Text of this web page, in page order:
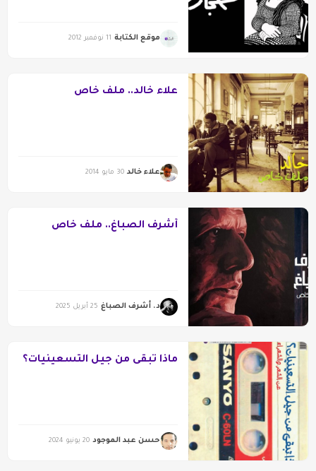
موقع الكتابة 11 نوفمبر 2012
علاء خالد.. ملف خاص
علاء خالد 30 مايو 2014
أشرف الصباغ.. ملف خاص
د. أشرف الصباغ 25 أبريل 2025
ماذا تبقى من جيل التسعينيات؟
حسن عبد الموجود 20 يونيو 2024